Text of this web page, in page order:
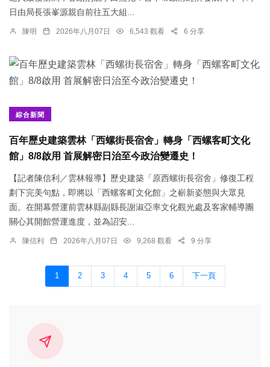
日由局長張峯源親自前往五大組...
陳明 2026年八月07日 6,543 觀看 6 分享
綜合新聞
百年歷史建築雲林「西螺街長宿舍」轉身「西螺客町文化
館」8/8啟用 首展解密日治至今政治變遷史！
【記者陳信利／雲林報導】歷史建築「原西螺街長宿舍」修復工程
劃下完美句點，即將以「西螺客町文化館」之嶄新姿態與大眾見
面。在開幕營運前雲林縣副縣長謝淑亞率文化觀光處及客家輔導團
關心其開館營運進度，並為詔安...
陳信利 2026年八月07日 9,268 觀看 9 分享
1 2 3 4 5 6 下一頁